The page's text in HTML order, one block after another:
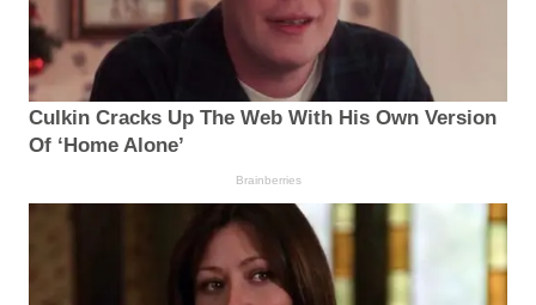
Culkin Cracks Up The Web With His Own Version
Of ‘Home Alone’
Brainberries